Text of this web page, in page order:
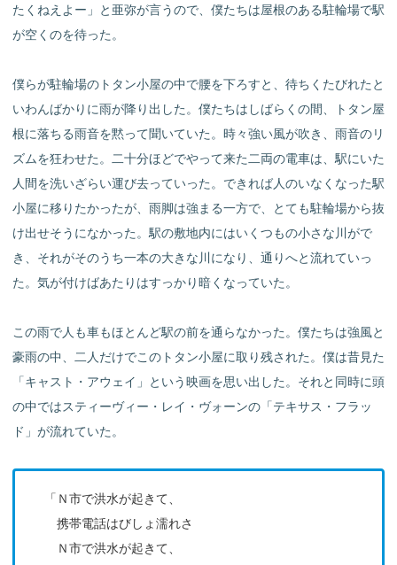
たくねえよー」と亜弥が言うので、僕たちは屋根のある駐輪場で駅
が空くのを待った。
僕らが駐輪場のトタン小屋の中で腰を下ろすと、待ちくたびれたと
いわんばかりに雨が降り出した。僕たちはしばらくの間、トタン屋
根に落ちる雨音を黙って聞いていた。時々強い風が吹き、雨音のリ
ズムを狂わせた。二十分ほどでやって来た二両の電車は、駅にいた
人間を洗いざらい運び去っていった。できれば人のいなくなった駅
小屋に移りたかったが、雨脚は強まる一方で、とても駐輪場から抜
け出せそうになかった。駅の敷地内にはいくつもの小さな川がで
き、それがそのうち一本の大きな川になり、通りへと流れていっ
た。気が付けばあたりはすっかり暗くなっていた。
この雨で人も車もほとんど駅の前を通らなかった。僕たちは強風と
豪雨の中、二人だけでこのトタン小屋に取り残された。僕は昔見た
「キャスト・アウェイ」という映画を思い出した。それと同時に頭
の中ではスティーヴィー・レイ・ヴォーンの「テキサス・フラッ
ド」が流れていた。
「Ｎ市で洪水が起きて、
携帯電話はびしょ濡れさ
Ｎ市で洪水が起きて、